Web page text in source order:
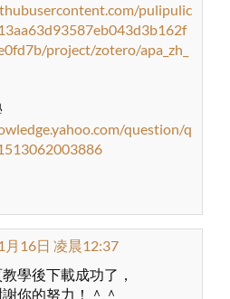
pulipulic
project/zotero/apa_zh_
question/q
月16日 凌晨12:37
學後下載成功了，
你的努力！＾＾